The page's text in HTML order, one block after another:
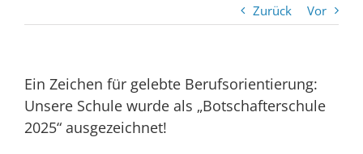
Zurück Vor
Ein Zeichen für gelebte Berufsorientierung:
Unsere Schule wurde als „Botschafterschule
2025“ ausgezeichnet!